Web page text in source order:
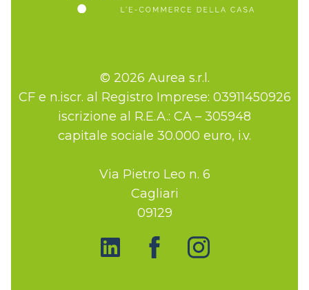
© 2026 Aurea s.r.l.
CF e n.iscr. al Registro Imprese: 03911450926
iscrizione al R.E.A.: CA – 305948
capitale sociale 30.000 euro, i.v.
Via Pietro Leo n. 6
Cagliari
09129